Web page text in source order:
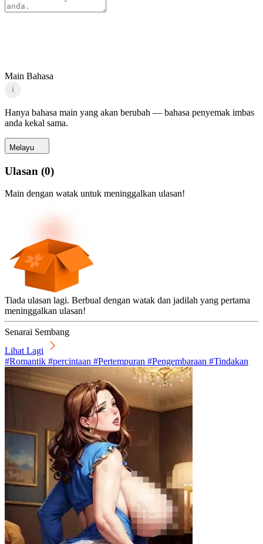
Main Bahasa
i
Hanya bahasa main yang akan berubah — bahasa penyemak imbas
anda kekal sama.
Melayu
Ulasan (0)
Main dengan watak untuk meninggalkan ulasan!
Tiada ulasan lagi. Berbual dengan watak dan jadilah yang pertama
meninggalkan ulasan!
Senarai Sembang
Lihat Lagi
#Romantik #percintaan #Pertempuran #Pengembaraan #Tindakan